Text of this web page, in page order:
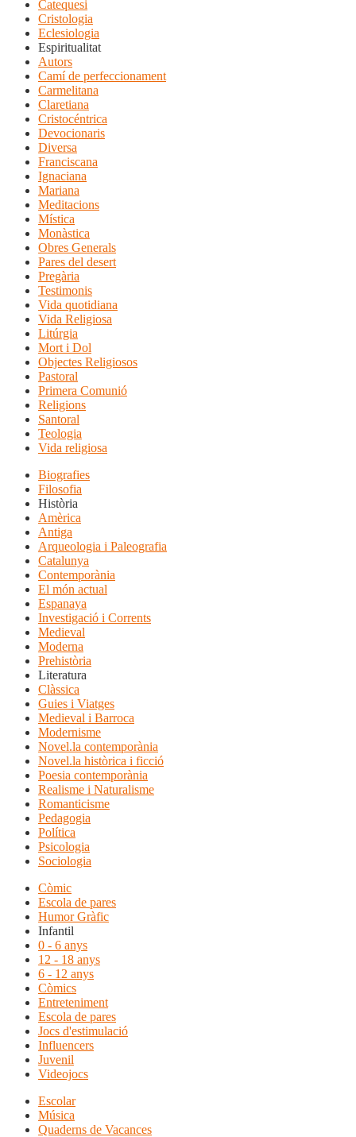
Catequesi
Cristologia
Eclesiologia
Espiritualitat
Autors
Camí de perfeccionament
Carmelitana
Claretiana
Cristocéntrica
Devocionaris
Diversa
Franciscana
Ignaciana
Mariana
Meditacions
Mística
Monàstica
Obres Generals
Pares del desert
Pregària
Testimonis
Vida quotidiana
Vida Religiosa
Litúrgia
Mort i Dol
Objectes Religiosos
Pastoral
Primera Comunió
Religions
Santoral
Teologia
Vida religiosa
Biografies
Filosofia
Història
Amèrica
Antiga
Arqueologia i Paleografia
Catalunya
Contemporània
El món actual
Espanaya
Investigació i Corrents
Medieval
Moderna
Prehistòria
Literatura
Clàssica
Guies i Viatges
Medieval i Barroca
Modernisme
Novel.la contemporània
Novel.la històrica i ficció
Poesia contemporània
Realisme i Naturalisme
Romanticisme
Pedagogia
Política
Psicologia
Sociologia
Còmic
Escola de pares
Humor Gràfic
Infantil
0 - 6 anys
12 - 18 anys
6 - 12 anys
Còmics
Entreteniment
Escola de pares
Jocs d'estimulació
Influencers
Juvenil
Videojocs
Escolar
Música
Quaderns de Vacances